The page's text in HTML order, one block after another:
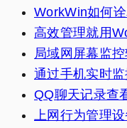
WorkWin如何
高效管理就用
局域网屏幕监
通过手机实时
QQ聊天记录查
上网行为管理